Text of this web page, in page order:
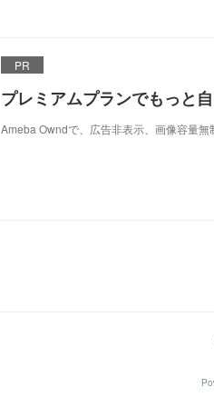
PR
プレミアムプランでもっと
Ameba Owndで、広告非表示、画像容量無